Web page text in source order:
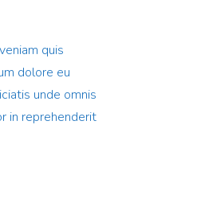
quis
dolore eu
unde omnis
in reprehenderit